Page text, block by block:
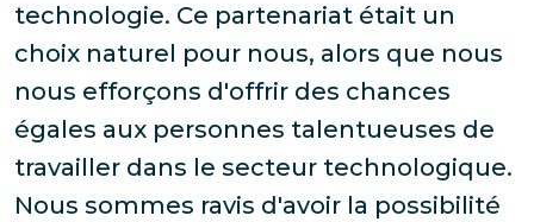
technologie. Ce partenariat était un
choix naturel pour nous, alors que nous
nous efforçons d'offrir des chances
égales aux personnes talentueuses de
travailler dans le secteur technologique.
Nous sommes ravis d'avoir la possibilité